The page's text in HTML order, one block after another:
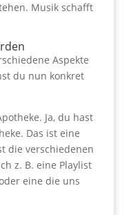
Musik schafft
Aspekte
du nun konkret
Ja, du hast
Das ist eine
die verschiedenen
z. B. eine Playlist
eine die uns